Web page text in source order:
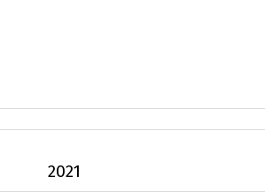
2021